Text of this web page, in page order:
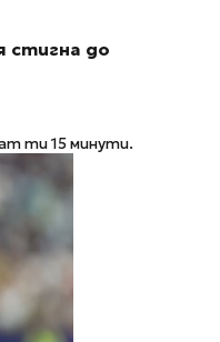
стигна до
ти 15 минути.